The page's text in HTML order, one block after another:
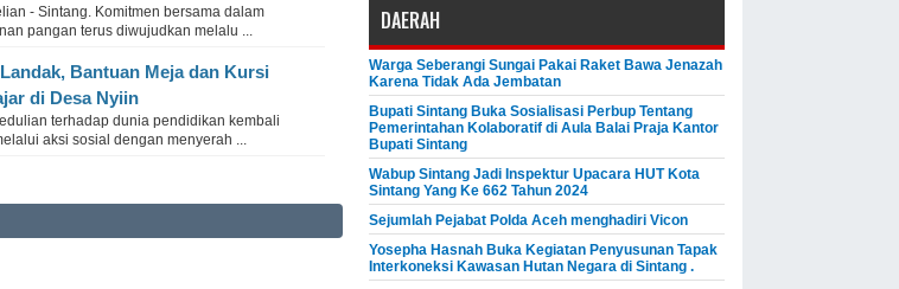
- Sintang. Komitmen bersama dalam
pangan terus diwujudkan melalu ...
Bantuan Meja dan Kursi
di Desa Nyiin
terhadap dunia pendidikan kembali
aksi sosial dengan menyerah ...
DAERAH
Warga Seberangi Sungai Pakai Raket Bawa Jenazah
Karena Tidak Ada Jembatan
Bupati Sintang Buka Sosialisasi Perbup Tentang
Pemerintahan Kolaboratif di Aula Balai Praja Kantor
Bupati Sintang
Wabup Sintang Jadi Inspektur Upacara HUT Kota
Sintang Yang Ke 662 Tahun 2024
Sejumlah Pejabat Polda Aceh menghadiri Vicon
Yosepha Hasnah Buka Kegiatan Penyusunan Tapak
Interkoneksi Kawasan Hutan Negara di Sintang .